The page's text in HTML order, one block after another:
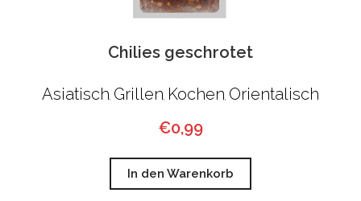
Chilies geschrotet
Asiatisch Grillen Kochen Orientalisch
€0,99
In den Warenkorb